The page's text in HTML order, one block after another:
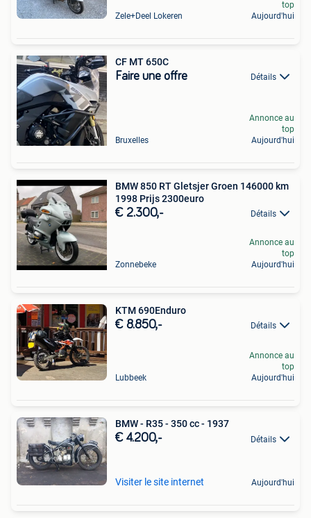
Zele+Deel Lokeren
top
Aujourd'hui
CF MT 650C
Faire une offre Détails
Bruxelles
Annonce au
top
Aujourd'hui
BMW 850 RT Gletsjer Groen 146000 km
1998 Prijs 2300euro
€ 2.300,- Détails
Zonnebeke
Annonce au
top
Aujourd'hui
KTM 690Enduro
€ 8.850,- Détails
Lubbeek
Annonce au
top
Aujourd'hui
BMW - R35 - 350 cc - 1937
€ 4.200,- Détails
Visiter le site internet Aujourd'hui